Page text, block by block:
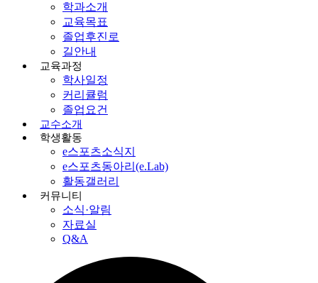
학과소개
교육목표
졸업후진로
길안내
교육과정
학사일정
커리큘럼
졸업요건
교수소개
학생활동
e스포츠소식지
e스포츠동아리(e.Lab)
활동갤러리
커뮤니티
소식·알림
자료실
Q&A